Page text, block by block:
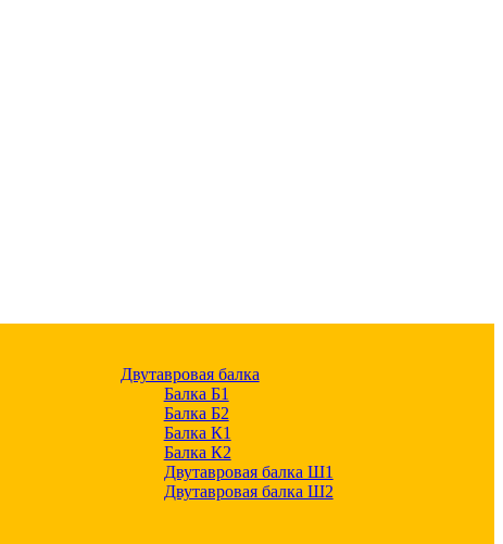
Двутавровая балка
Балка Б1
Балка Б2
Балка К1
Балка К2
Двутавровая балка Ш1
Двутавровая балка Ш2